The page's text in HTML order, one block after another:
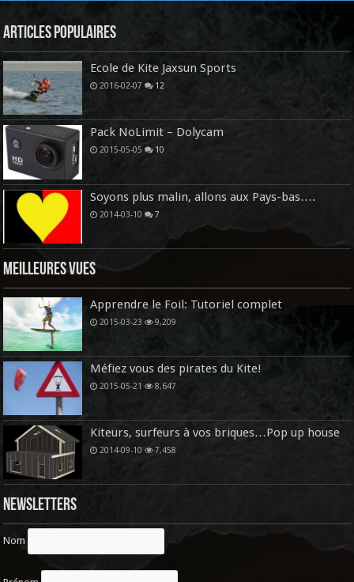
Articles Populaires
Ecole de Kite Jaxsun Sports
2016-02-07 12
Pack NoLimit – Dolycam
2015-05-05 10
Soyons plus malin, allons aux Pays-bas….
2014-03-10 7
Meilleures vues
Apprendre le Foil: Tutoriel complet
2015-03-23 9,209
Méfiez vous des pirates du Kite!
2015-05-21 8,647
Kiteurs, surfeurs à vos briques…Pop up house
2014-09-10 7,458
Newsletters
Nom